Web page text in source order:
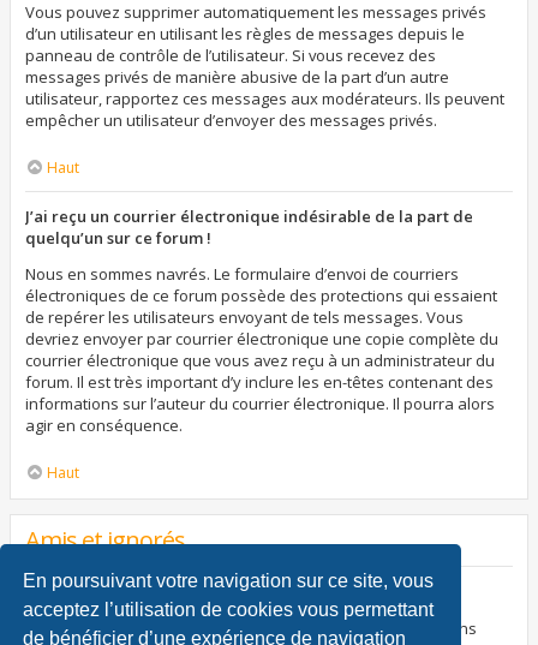
En poursuivant votre navigation sur ce site, vous
acceptez l’utilisation de cookies vous permettant
de bénéficier d’une expérience de navigation
Vous pouvez supprimer automatiquement les messages privés
d’un utilisateur en utilisant les règles de messages depuis le
panneau de contrôle de l’utilisateur. Si vous recevez des
messages privés de manière abusive de la part d’un autre
utilisateur, rapportez ces messages aux modérateurs. Ils peuvent
empêcher un utilisateur d’envoyer des messages privés.
Haut
J’ai reçu un courrier électronique indésirable de la part de
quelqu’un sur ce forum !
Nous en sommes navrés. Le formulaire d’envoi de courriers
électroniques de ce forum possède des protections qui essaient
de repérer les utilisateurs envoyant de tels messages. Vous
devriez envoyer par courrier électronique une copie complète du
courrier électronique que vous avez reçu à un administrateur du
forum. Il est très important d’y inclure les en-têtes contenant des
informations sur l’auteur du courrier électronique. Il pourra alors
agir en conséquence.
Haut
Amis et ignorés
À quoi sert ma liste d’amis et d’ignorés ?
Vous pouvez utiliser ces listes afin d’organiser et trier certains